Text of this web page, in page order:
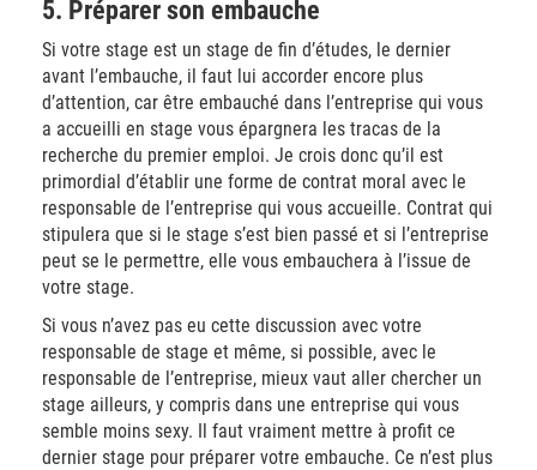
5. Préparer son embauche
Si votre stage est un stage de fin d’études, le dernier
avant l’embauche, il faut lui accorder encore plus
d’attention, car être embauché dans l’entreprise qui vous
a accueilli en stage vous épargnera les tracas de la
recherche du premier emploi. Je crois donc qu’il est
primordial d’établir une forme de contrat moral avec le
responsable de l’entreprise qui vous accueille. Contrat qui
stipulera que si le stage s’est bien passé et si l’entreprise
peut se le permettre, elle vous embauchera à l’issue de
votre stage.
Si vous n’avez pas eu cette discussion avec votre
responsable de stage et même, si possible, avec le
responsable de l’entreprise, mieux vaut aller chercher un
stage ailleurs, y compris dans une entreprise qui vous
semble moins sexy. Il faut vraiment mettre à profit ce
dernier stage pour préparer votre embauche. Ce n’est plus